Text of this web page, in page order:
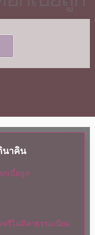
นาคิน
เบี้ยถูก
รีไม่มีค่าธรรมเนียม